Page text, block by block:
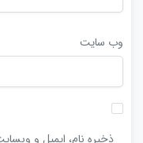
وب‌ سایت
ذخیره نام، ایمیل و